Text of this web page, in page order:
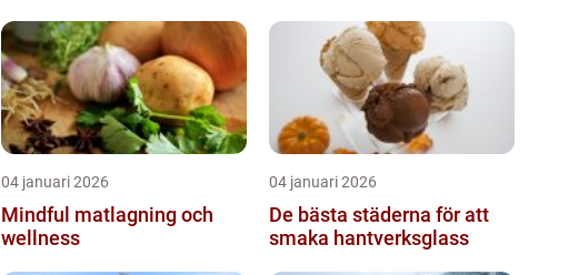
04 januari 2026
Mindful matlagning och
wellness
04 januari 2026
De bästa städerna för att
smaka hantverksglass